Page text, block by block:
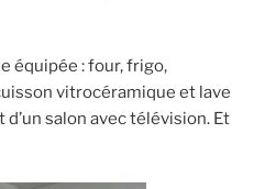
équipée : four, frigo,
vitrocéramique et lave
salon avec télévision. Et